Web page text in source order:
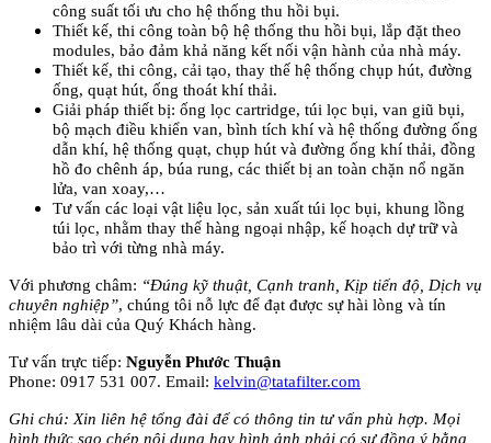
công suất tối ưu cho hệ thống thu hồi bụi.
Thiết kế, thi công toàn bộ hệ thống thu hồi bụi, lắp đặt theo
modules, bảo đảm khả năng kết nối vận hành của nhà máy.
Thiết kế, thi công, cải tạo, thay thế hệ thống chụp hút, đường
ống, quạt hút, ống thoát khí thải.
Giải pháp thiết bị: ống lọc cartridge, túi lọc bụi, van giũ bụi,
bộ mạch điều khiển van, bình tích khí và hệ thống đường ống
dẫn khí, hệ thống quạt, chụp hút và đường ống khí thải, đồng
hồ đo chênh áp, búa rung, các thiết bị an toàn chặn nổ ngăn
lửa, van xoay,…
Tư vấn các loại vật liệu lọc, sản xuất túi lọc bụi, khung lồng
túi lọc, nhằm thay thế hàng ngoại nhập, kế hoạch dự trữ và
bảo trì với từng nhà máy.
Với phương châm: “Đúng kỹ thuật, Cạnh tranh, Kịp tiến độ, Dịch vụ
chuyên nghiệp”, chúng tôi nỗ lực để đạt được sự hài lòng và tín
nhiệm lâu dài của Quý Khách hàng.
Tư vấn trực tiếp: Nguyễn Phước Thuận
Phone: 0917 531 007. Email: kelvin@tatafilter.com
Ghi chú: Xin liên hệ tổng đài để có thông tin tư vấn phù hợp. Mọi
hình thức sao chép nội dung hay hình ảnh phải có sự đồng ý bằng